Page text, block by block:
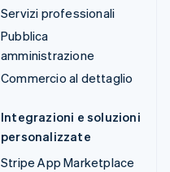
Servizi professionali
Pubblica
amministrazione
Commercio al dettaglio
Integrazioni e soluzioni
personalizzate
Stripe App Marketplace